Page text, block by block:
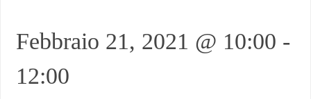
Febbraio 21, 2021 @ 10:00 -
12:00